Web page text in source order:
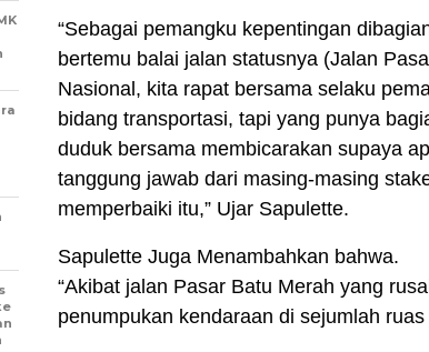
“Sebagai pemangku kepentingan
bertemu balai jalan statusnya (Jalan
Nasional, kita rapat bersama selaku
bidang transportasi, tapi yang punya
duduk bersama membicarakan supaya
tanggung jawab dari masing-masing
memperbaiki itu,” Ujar Sapulette.
Sapulette Juga Menambahkan bahwa.
“Akibat jalan Pasar Batu Merah yang
penumpukan kendaraan di sejumlah ruas